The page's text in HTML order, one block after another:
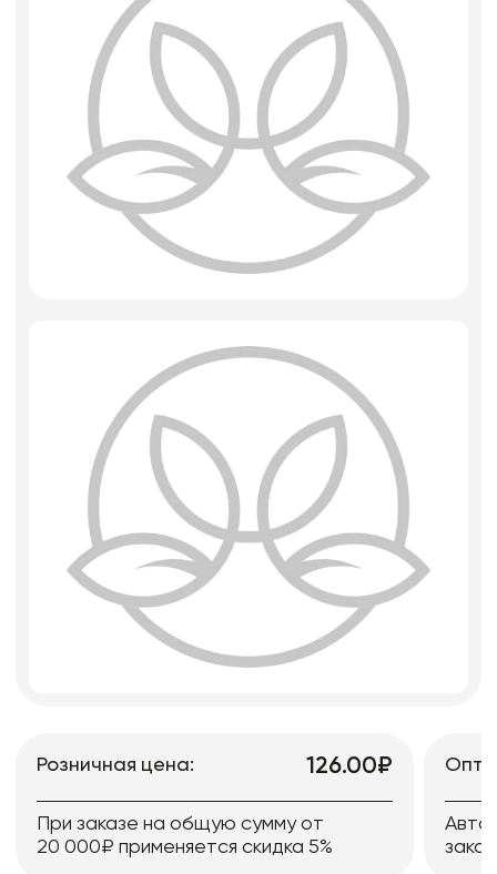
Игрушки мягкие
Сухоцветы
Розничная цена: 126.00₽
При заказе на общую сумму от
20 000₽ применяется скидка 5%